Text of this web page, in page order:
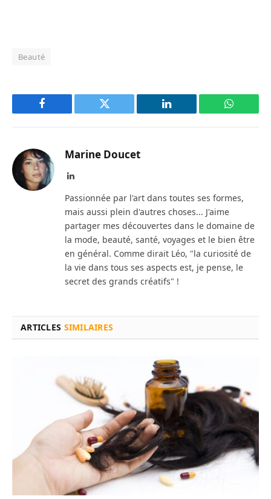
Beauté
Facebook Twitter LinkedIn
Marine Doucet
LinkedIn
Passionnée par l'art dans toutes ses formes,
mais aussi plein d'autres choses... J'aime
partager mes découvertes dans le domaine de
la mode, beauté, santé, voyages et le bien être
en général. Comme dirait Léo, "la curiosité de
la vie dans tous ses aspects est, je pense, le
secret des grands créatifs" !
ARTICLES SIMILAIRES